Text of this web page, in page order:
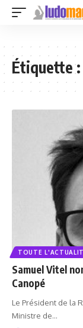
Étiquette
TOUTE
Samuel Vitel
Canopé
Le Président de la
Ministre de…